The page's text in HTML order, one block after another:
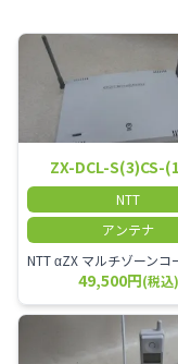
ZX-DCL-S(3)CS-
NTT
アンテナ
49,500円(税込)